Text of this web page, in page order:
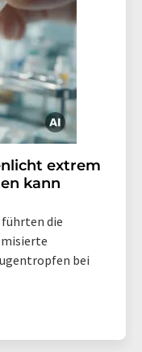
extrem
kann
die
bei